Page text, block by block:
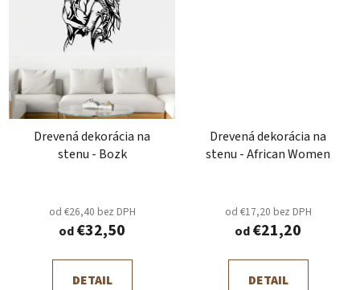
Drevená dekorácia na
stenu - Bozk
od €26,40 bez DPH
od€32,50
DETAIL
Drevená dekorácia na
stenu - African Women
od €17,20 bez DPH
od€21,20
DETAIL